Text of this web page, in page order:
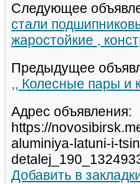
Следующее
стали
жаростойкие ,
Предыдущее
,, Колесные пары и
Адрес объявления:
https://
aluminiya-latuni-i-
Добавить в